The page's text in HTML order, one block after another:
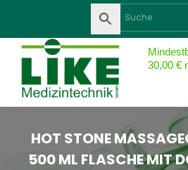
Suche:
30,00 €
HOT STONE
500 ML FLASCHE MIT